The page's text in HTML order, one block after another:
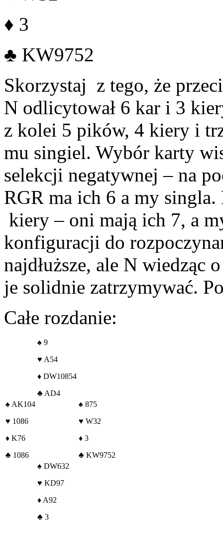
♦ 3
♣ KW9752
Skorzystaj z tego, że
N odlicytował 6 kar i 3
z kolei 5 pików, 4 kiery i
mu singiel. Wybór karty
selekcji negatywnej – na
RGR ma ich 6 a my
kiery – oni mają ich 7, a
konfiguracji do
najdłuższe, ale N wiedząc
je solidnie zatrzymywać.
Całe rozdanie:
♠ 9
♥ A54
♦ DW10854
♣ AD4
♠ AK104
♥ 1086
♦ K76
♣ 1086
♠ 875
♥ W32
♦ 3
♣ KW9752
♠ DW632
♥ KD97
♦ A92
♣ 3